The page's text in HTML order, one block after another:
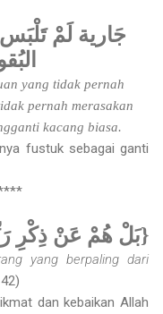
جَارية لَمْ تَلْبَس
yang tidak pernah
pernah merasakan
kacang biasa.
fustuk sebagai ganti
{بَلْ هُمْ عَنْ ذِكْرِ
yang berpaling dari
dan kebaikan Allah